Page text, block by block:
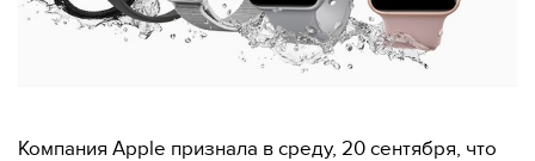
Компания Apple признала в среду, 20 сентября, что